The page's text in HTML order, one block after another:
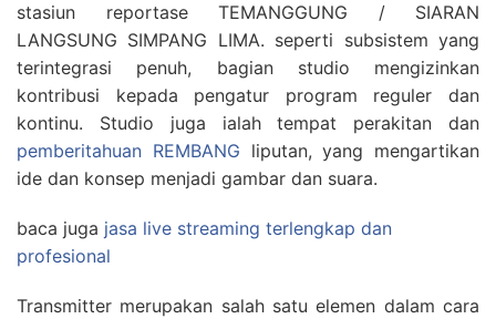
stasiun reportase TEMANGGUNG / SIARAN
LANGSUNG SIMPANG LIMA. seperti subsistem yang
terintegrasi penuh, bagian studio mengizinkan
kontribusi kepada pengatur program reguler dan
kontinu. Studio juga ialah tempat perakitan dan
pemberitahuan REMBANG liputan, yang mengartikan
ide dan konsep menjadi gambar dan suara.
baca juga jasa live streaming terlengkap dan
profesional
Transmitter merupakan salah satu elemen dalam cara